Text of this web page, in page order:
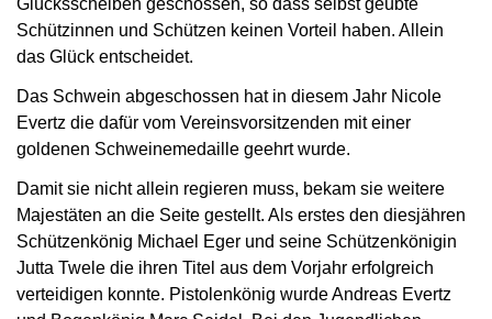
Glücksscheiben geschossen, so dass selbst geübte
Schützinnen und Schützen keinen Vorteil haben. Allein
das Glück entscheidet.
Das Schwein abgeschossen hat in diesem Jahr Nicole
Evertz die dafür vom Vereinsvorsitzenden mit einer
goldenen Schweinemedaille geehrt wurde.
Damit sie nicht allein regieren muss, bekam sie weitere
Majestäten an die Seite gestellt. Als erstes den diesjähren
Schützenkönig Michael Eger und seine Schützenkönigin
Jutta Twele die ihren Titel aus dem Vorjahr erfolgreich
verteidigen konnte. Pistolenkönig wurde Andreas Evertz